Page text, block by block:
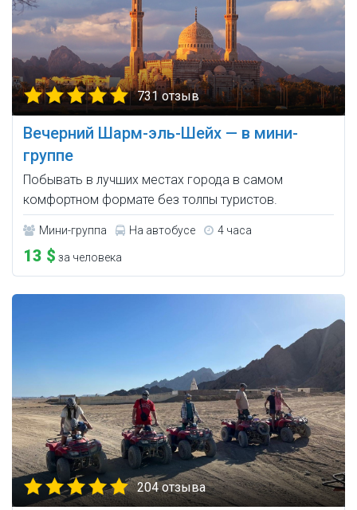
731 отзыв
Вечерний Шарм-эль-Шейх — в мини-
группе
Побывать в лучших местах города в самом
комфортном формате без толпы туристов.
Мини-группа На автобусе 4 часа
13 $ за человека
204 отзыва